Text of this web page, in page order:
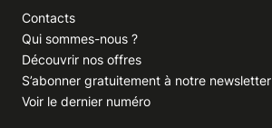
Contacts
Qui sommes-nous ?
Découvrir nos offres
S’abonner gratuitement à notre newsletter
Voir le dernier numéro